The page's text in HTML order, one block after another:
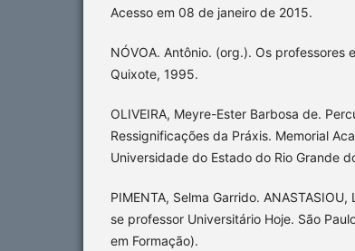
Acesso em 08 de janeiro de 2015.
NÓVOA. Antônio. (org.). Os professores
Quixote, 1995.
OLIVEIRA, Meyre-Ester Barbosa de.
Ressignificações da Práxis. Memorial
Universidade do Estado do Rio Grande
PIMENTA, Selma Garrido.
se professor Universitário Hoje. São
em Formação).